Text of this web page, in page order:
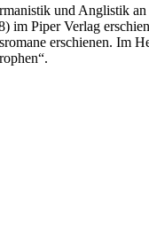
und Anglistik
im Piper Verlag
erschienen. Im